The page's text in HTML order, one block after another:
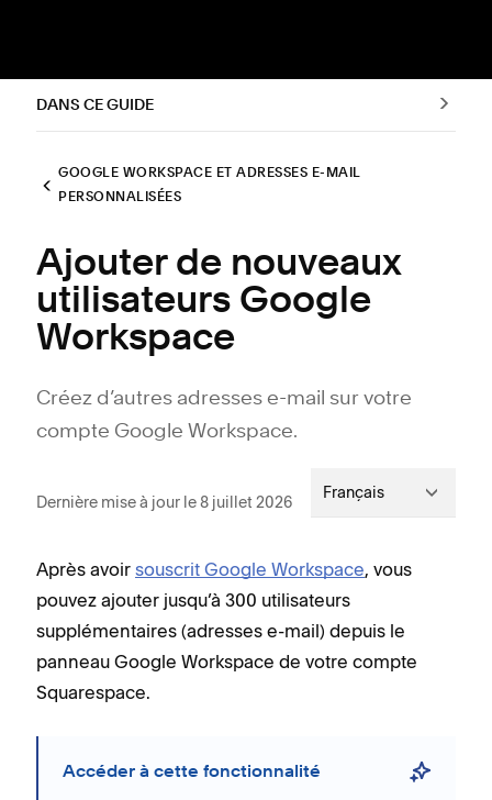
DANS CE GUIDE
GOOGLE WORKSPACE ET ADRESSES E-MAIL
PERSONNALISÉES
Ajouter de nouveaux
utilisateurs Google
Workspace
Créez d’autres adresses e-mail sur votre
compte Google Workspace.
Dernière mise à jour le 8 juillet 2026 Français
Après avoir souscrit Google Workspace, vous
pouvez ajouter jusqu’à 300 utilisateurs
supplémentaires (adresses e-mail) depuis le
panneau Google Workspace de votre compte
Squarespace.
Accéder à cette fonctionnalité